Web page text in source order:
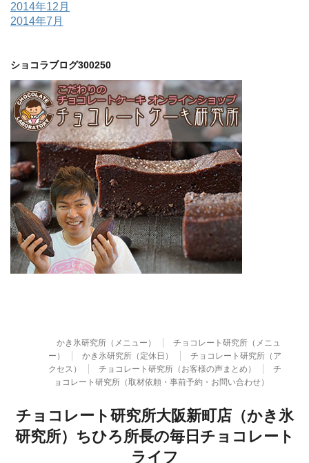
2014年12月
2014年7月
ショコラブログ300250
かき氷研究所（メニュー）
チョコレート研究所（メニュ
ー）
かき氷研究所（定休日）
チョコレート研究所（ア
クセス）
チョコレート研究所（お客様の声まとめ）
チ
ョコレート研究所（取材依頼・事前予約・お問い合わせ）
チョコレート研究所大阪新町店（かき氷
研究所）ちひろ所長の毎日チョコレート
ライフ